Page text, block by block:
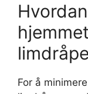
For å minimere